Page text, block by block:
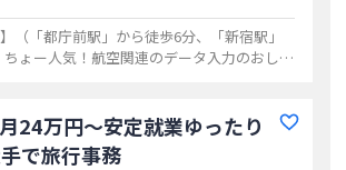
（「都庁前駅」から徒歩6分、「新宿駅」
ちょー人気！航空関連のデータ入力のおしご
月24万円～安定就業ゆったり
で旅行事務